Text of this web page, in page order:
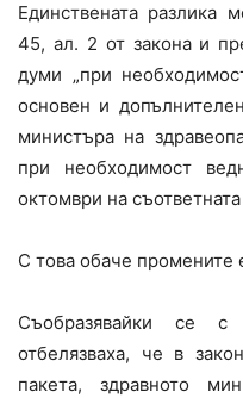
Единствената разлика
45, ал. 2 от закона и
думи „при
основен и
министъра на
при необходимост
октомври на
С това обаче промените
Съобразявайки се
отбелязваха, че в
пакета, здравното